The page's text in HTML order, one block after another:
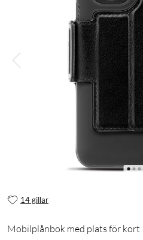
14 gillar
Mobilplånbok med plats för kort